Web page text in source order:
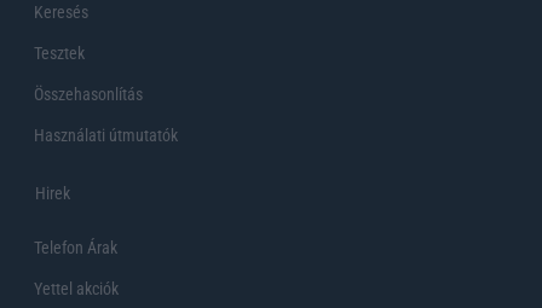
Keresés
Tesztek
Összehasonlítás
Használati útmutatók
Hirek
Telefon Árak
Yettel akciók